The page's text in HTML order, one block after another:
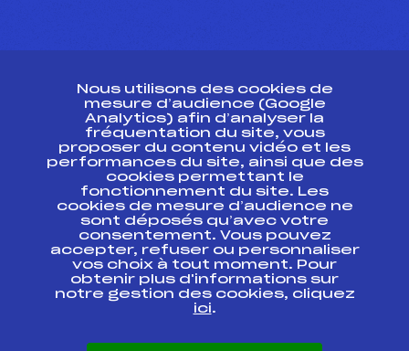
ESPACE PRESSE
Ressources
Pass’Neige
Projet sportif fédéral
Projet de performance fédéral
Antidopage
Pôle Développement, Formation, Suivi
Scientifique
Listes ministérielles
Pôle vie de l’athlète
Nous utilisons des cookies de
mesure d’audience (Google
Analytics) afin d’analyser la
fréquentation du site, vous
proposer du contenu vidéo et les
performances du site, ainsi que des
cookies permettant le
fonctionnement du site. Les
cookies de mesure d’audience ne
sont déposés qu’avec votre
consentement. Vous pouvez
accepter, refuser ou personnaliser
vos choix à tout moment. Pour
obtenir plus d'informations sur
notre gestion des cookies, cliquez
ici.